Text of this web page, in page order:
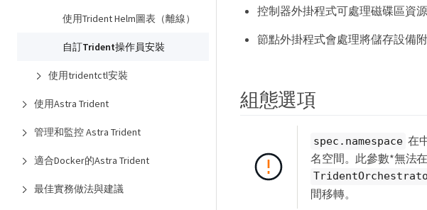
使用Trident Helm圖表（離線）
自訂Trident操作員安裝
使用tridentctl安裝
使用Astra Trident
管理和監控 Astra Trident
適合Docker的Astra Trident
最佳實務做法與建議
控制器外掛程式可處理磁碟區資
節點外掛程式會處理將儲存設備
組態選項
spec.namespace 在
名空間。此參數*無法
間移轉。